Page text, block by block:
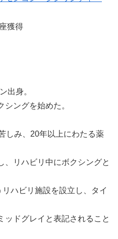
獲得
出身。
シングを始めた。
しみ、20年以上にわたる薬
リハビリ中にボクシングと
ハビリ施設を設立し、タイ
ッドグレイと表記されること